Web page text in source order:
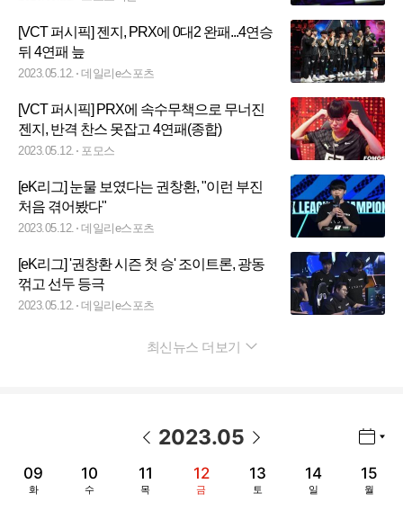
[VCT 퍼시픽] 젠지, PRX에 0대2 완패...4연승
뒤 4연패 늪
2023.05.12. 데일리e스포츠
[VCT 퍼시픽] PRX에 속수무책으로 무너진
젠지, 반격 찬스 못잡고 4연패(종합)
2023.05.12. 포모스
[eK리그] 눈물 보였다는 권창환, "이런 부진
처음 겪어봤다"
2023.05.12. 데일리e스포츠
[eK리그] '권창환 시즌 첫 승' 조이트론, 광동
꺾고 선두 등극
2023.05.12. 데일리e스포츠
최신뉴스 더보기
2023.05
09
화
10
수
11
목
12
금
13
토
14
일
15
월